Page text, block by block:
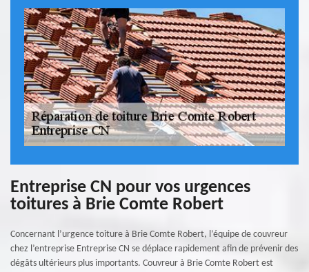
Entreprise CN pour vos urgences
toitures à Brie Comte Robert
Concernant l’urgence toiture à Brie Comte Robert, l’équipe de couvreur
chez l’entreprise Entreprise CN se déplace rapidement afin de prévenir des
dégâts ultérieurs plus importants. Couvreur à Brie Comte Robert est